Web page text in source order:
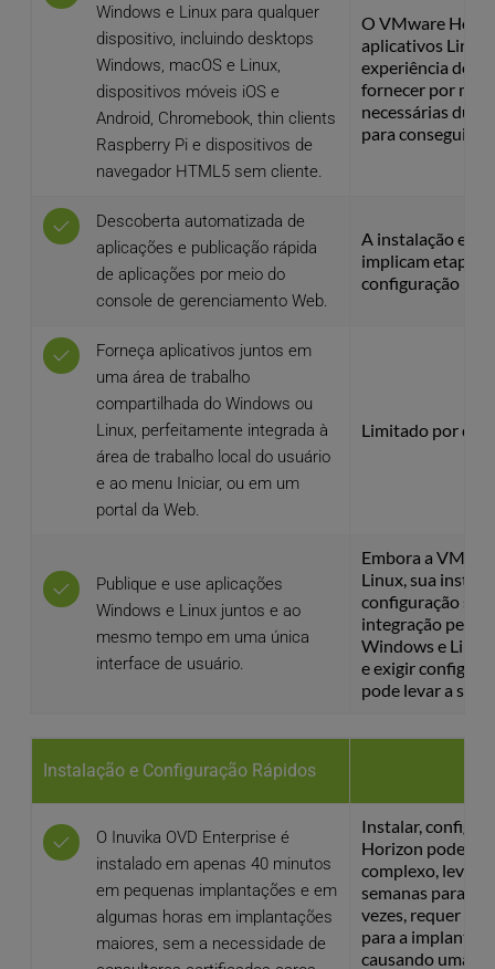
Windows e Linux para qualquer
dispositivo, incluindo desktops
Windows, macOS e Linux,
dispositivos móveis iOS e
Android, Chromebook, thin clients
Raspberry Pi e dispositivos de
navegador HTML5 sem cliente.
O VMware
aplicativos Linux
experiência do
fornecer por
necessárias
para conseguir
Descoberta automatizada de
aplicações e publicação rápida
de aplicações por meio do
console de gerenciamento Web.
A instalação e a
implicam etapas
configuração
Forneça aplicativos juntos em
uma área de trabalho
compartilhada do Windows ou
Linux, perfeitamente integrada à
área de trabalho local do usuário
e ao menu Iniciar, ou em um
portal da Web.
Limitado por
Publique e use aplicações
Windows e Linux juntos e ao
mesmo tempo em uma única
interface de usuário.
Embora a
Linux, sua
configuração
integração
Windows e Linux
e exigir
pode levar a
Instalação e Configuração Rápidos
O Inuvika OVD Enterprise é
instalado em apenas 40 minutos
em pequenas implantações e em
algumas horas em implantações
maiores, sem a necessidade de
Instalar,
Horizon pode
complexo, levar
semanas para
vezes, requer
para a
causando uma